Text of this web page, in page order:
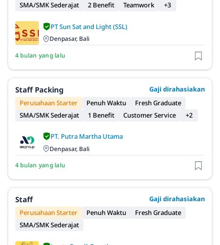
SMA/SMK Sederajat
2 Benefit Teamwork +3
PT Sun Sat and Light (SSL)
Denpasar, Bali
4 bulan yang lalu
Staff Packing
Gaji dirahasiakan
Perusahaan Starter
Penuh Waktu
Fresh Graduate
SMA/SMK Sederajat
1 Benefit Customer Service +2
PT. Putra Martha Utama
Denpasar, Bali
4 bulan yang lalu
Staff
Gaji dirahasiakan
Perusahaan Starter
Penuh Waktu
Fresh Graduate
SMA/SMK Sederajat